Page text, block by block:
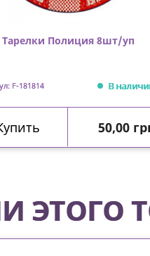
Тарелки Полиция 8шт/уп
F-181814 В
Цена
50,00
ЭТОГО